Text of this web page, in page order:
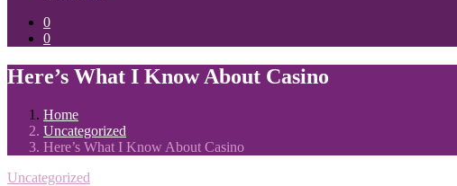
0
0
Here’s What I Know About Casino
Home
Uncategorized
Here’s What I Know About Casino
Uncategorized